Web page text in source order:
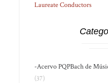
Laureate Conductors
-Acervo PQPBach de
(37)